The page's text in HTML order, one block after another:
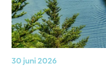
30 juni 2026